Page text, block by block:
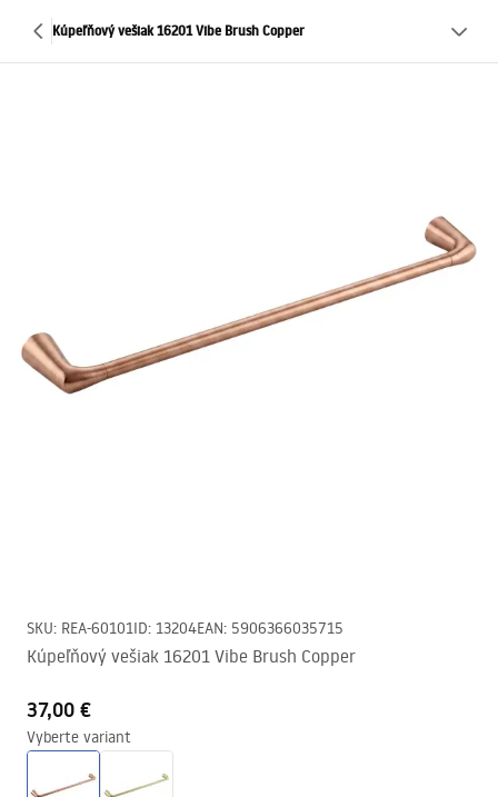
Kúpeľňový vešiak 16201 Vibe Brush Copper
SKU: REA-60101ID: 13204EAN: 5906366035715
Kúpeľňový vešiak 16201 Vibe Brush Copper
37,00 €
Vyberte variant